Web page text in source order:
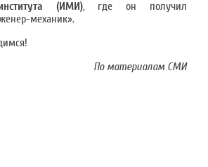
(ИМИ), где он получил
механик».
По материалам СМИ